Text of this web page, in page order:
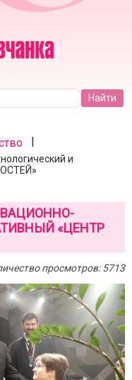
|
и
«ЦЕНТР
просмотров: 5713